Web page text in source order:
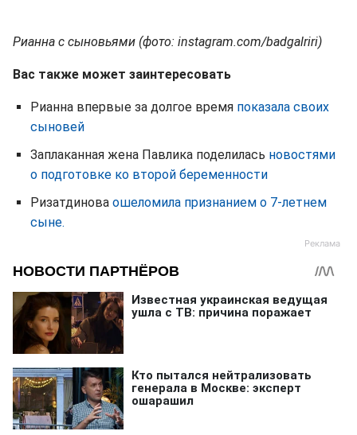
Рианна с сыновьями (фото: instagram.com/badgalriri)
Вас также может заинтересовать
Рианна впервые за долгое время показала своих
сыновей
Заплаканная жена Павлика поделилась новостями
о подготовке ко второй беременности
Ризатдинова ошеломила признанием о 7-летнем
сыне.